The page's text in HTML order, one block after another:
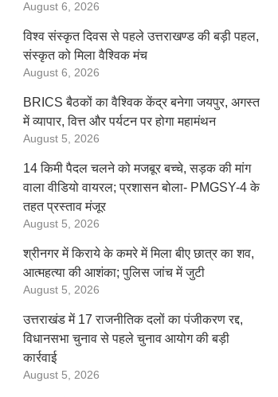
August 6, 2026
विश्व संस्कृत दिवस से पहले उत्तराखण्ड की बड़ी पहल,
संस्कृत को मिला वैश्विक मंच
August 6, 2026
BRICS बैठकों का वैश्विक केंद्र बनेगा जयपुर, अगस्त
में व्यापार, वित्त और पर्यटन पर होगा महामंथन
August 5, 2026
14 किमी पैदल चलने को मजबूर बच्चे, सड़क की मांग
वाला वीडियो वायरल; प्रशासन बोला- PMGSY-4 के
तहत प्रस्ताव मंजूर
August 5, 2026
श्रीनगर में किराये के कमरे में मिला बीए छात्र का शव,
आत्महत्या की आशंका; पुलिस जांच में जुटी
August 5, 2026
उत्तराखंड में 17 राजनीतिक दलों का पंजीकरण रद्द,
विधानसभा चुनाव से पहले चुनाव आयोग की बड़ी
कार्रवाई
August 5, 2026